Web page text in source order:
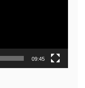
09:45